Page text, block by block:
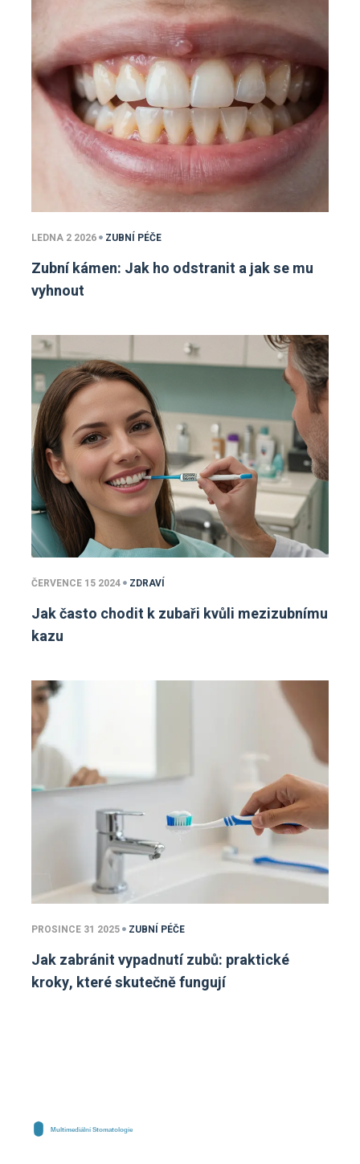
LEDNA 2 2026 ZUBNÍ PÉČE
Zubní kámen: Jak ho odstranit a jak se mu
vyhnout
ČERVENCE 15 2024 ZDRAVÍ
Jak často chodit k zubaři kvůli mezizubnímu
kazu
PROSINCE 31 2025 ZUBNÍ PÉČE
Jak zabránit vypadnutí zubů: praktické
kroky, které skutečně fungují